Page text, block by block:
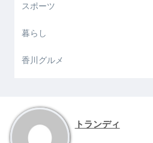
スポーツ
暮らし
香川グルメ
トランディ